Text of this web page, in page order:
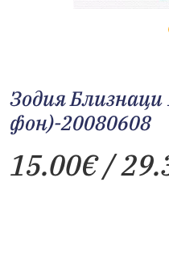
Зодия Близнаци
фон)-20080608
15.00€/